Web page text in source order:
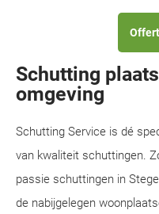
Schutting
omgeving
Schutting Service is dé
van kwaliteit schuttingen.
passie schuttingen in
de nabijgelegen